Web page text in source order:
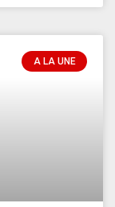
A LA UNE